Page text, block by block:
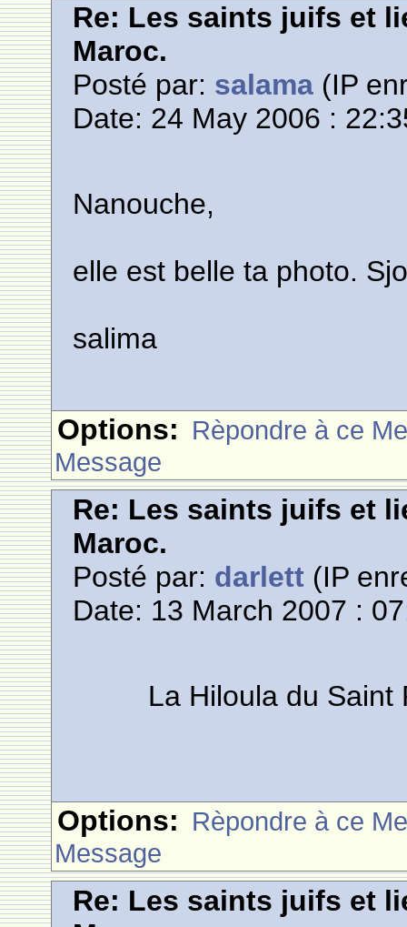
Re: Les saints juifs et
Maroc.
Posté par: salama (IP
Date: 24 May 2006 :
Nanouche,
elle est belle ta photo.
salima
Options: Rèpondre à ce
Message
Re: Les saints juifs et
Maroc.
Posté par: darlett (IP
Date: 13 March 2007 :
La Hiloula du Saint
Options: Rèpondre à ce
Message
Re: Les saints juifs et